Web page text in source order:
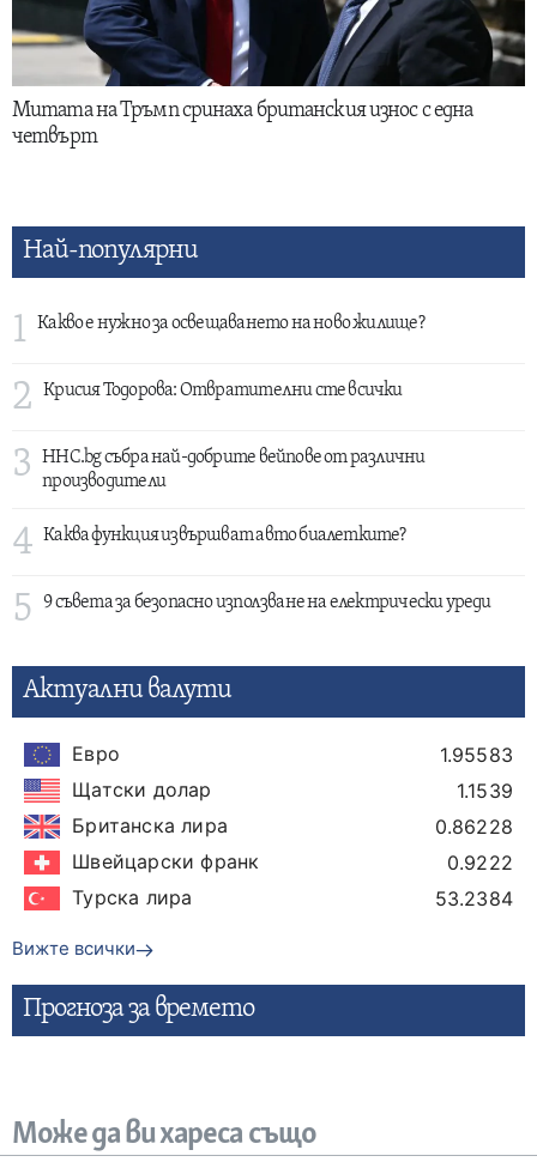
Митата на Тръмп сринаха британския износ с една
четвърт
Най-популярни
1 Какво е нужно за освещаването на ново жилище?
2 Крисия Тодорова: Отвратителни сте всички
3
HHC.bg събра най-добрите вейпове от различни
производители
4 Каква функция извършват авто биалетките?
5 9 съвета за безопасно използване на електрически уреди
Актуални валути
Евро
1.95583
Щатски долар
1.1539
Британска лира
0.86228
Швейцарски франк
0.9222
Турска лира
53.2384
Вижте всички
Прогнозa за времето
Може да ви хареса също